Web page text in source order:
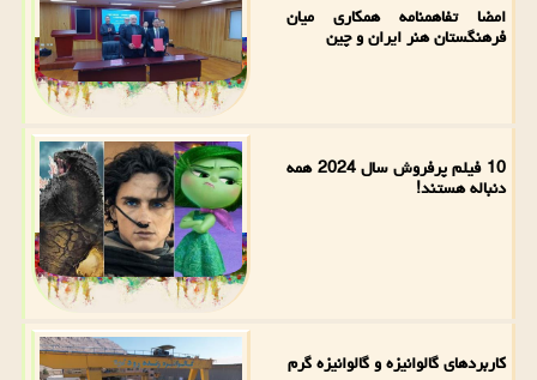
امضا تفاهمنامه همکاری میان
فرهنگستان هنر ایران و چین
10 فیلم پرفروش سال 2024 همه
دنباله هستند!
کاربردهای گالوانیزه و گالوانیزه گرم